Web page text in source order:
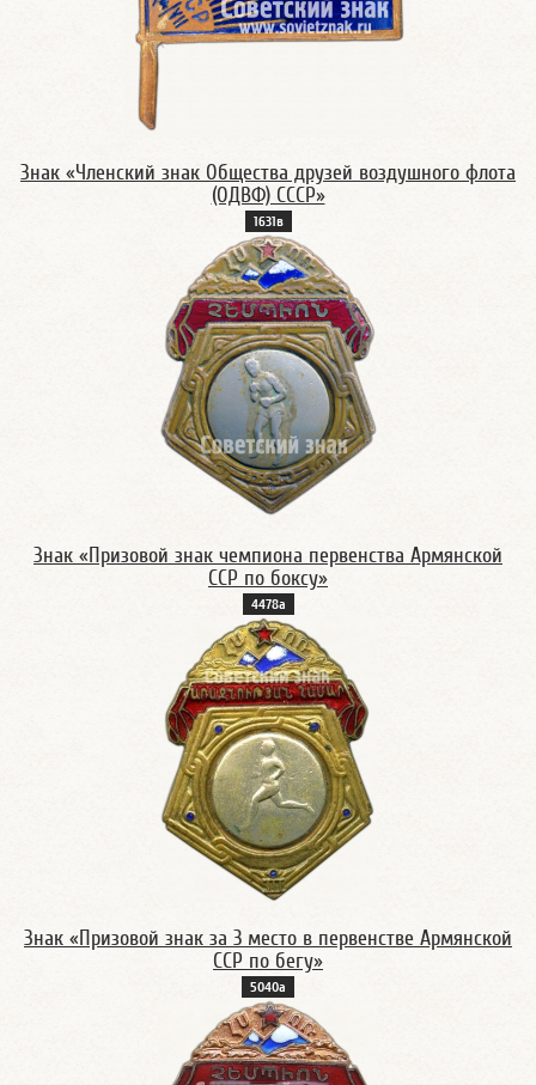
Знак «Членский знак Общества друзей воздушного флота
(ОДВФ) СССР»
1631в
Знак «Призовой знак чемпиона первенства Армянской
ССР по боксу»
4478а
Знак «Призовой знак за 3 место в первенстве Армянской
ССР по бегу»
5040а